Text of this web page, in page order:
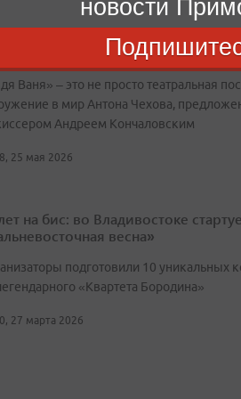
имени Моссовета привез во
Ваня» – это не просто театральная
в мир Антона Чехова,
Андреем Кончаловским
25 мая 2026
на бис: во Владивостоке
весна»
подготовили 10 уникальных
«Квартета Бородина»
27 марта 2026
новости